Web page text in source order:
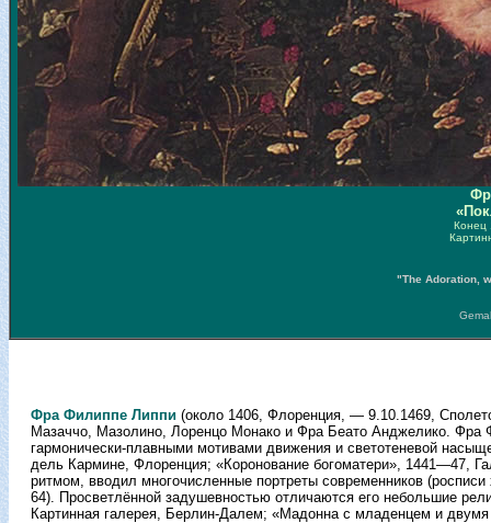
Конец
"The Adoration,
Фра Филиппе Липпи (около 1406, Флоренция, — 9.10.1469,
Мазаччо, Мазолино, Лоренцо Монако и Фра Беато Анджелико.
гармонически-плавными мотивами движения и светотеневой
дель Кармине, Флоренция; «Коронование богоматери», 1441—47,
ритмом, вводил многочисленные портреты современников
64). Просветлённой задушевностью отличаются его небольшие
Картинная галерея, Берлин-Далем; «Мадонна с младенцем и двумя